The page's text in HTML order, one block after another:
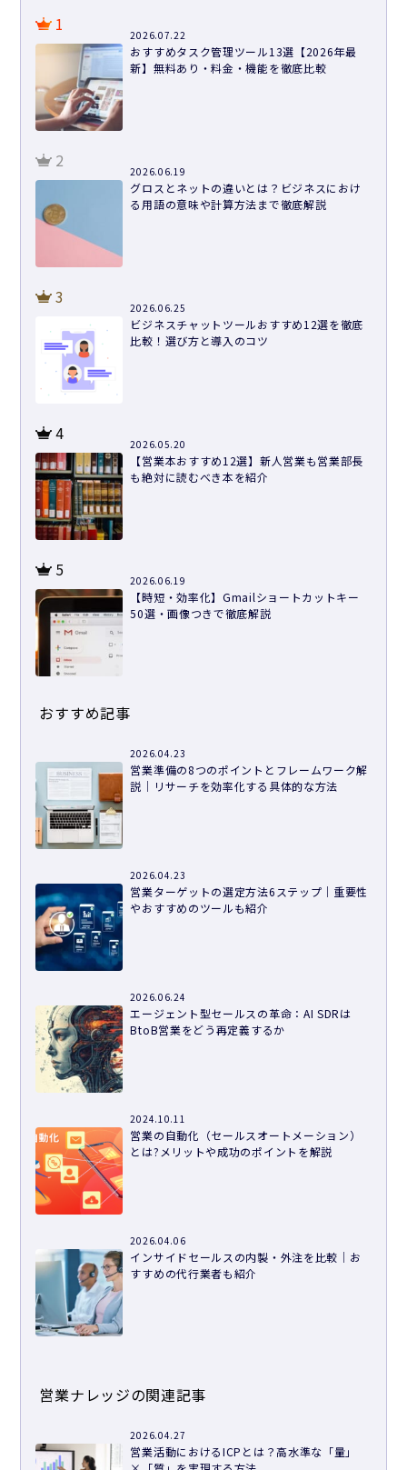
1
2026.07.22
おすすめタスク管理ツール13選【2026年最
新】無料あり・料金・機能を徹底比較
2
2026.06.19
グロスとネットの違いとは？ビジネスにおけ
る用語の意味や計算方法まで徹底解説
3
2026.06.25
ビジネスチャットツールおすすめ12選を徹底
比較！選び方と導入のコツ
4
2026.05.20
【営業本おすすめ12選】新人営業も営業部長
も絶対に読むべき本を紹介
5
2026.06.19
【時短・効率化】Gmailショートカットキー
50選・画像つきで徹底解説
おすすめ記事
2026.04.23
営業準備の8つのポイントとフレームワーク解
説｜リサーチを効率化する具体的な方法
2026.04.23
営業ターゲットの選定方法6ステップ｜重要性
やおすすめのツールも紹介
2026.06.24
エージェント型セールスの革命：AI SDRは
BtoB営業をどう再定義するか
2024.10.11
営業の自動化（セールスオートメーション）
とは?メリットや成功のポイントを解説
2026.04.06
インサイドセールスの内製・外注を比較｜お
すすめの代行業者も紹介
営業ナレッジの関連記事
2026.04.27
営業活動におけるICPとは？高水準な「量」